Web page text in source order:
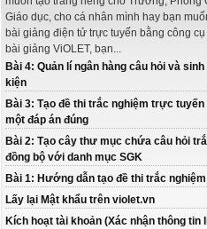
Giáo dục, cho cá nhân mình hay bạn
bài giảng điện tử trực tuyến bằng công
bài giảng ViOLET, bạn...
Bài 4: Quản lí ngân hàng câu hỏi và
kiện
Bài 3: Tạo đề thi trắc nghiệm trực tuyến
một đáp án đúng
Bài 2: Tạo cây thư mục chứa câu hỏi
đồng bộ với danh mục SGK
Bài 1: Hướng dẫn tạo đề thi trắc
Lấy lại Mật khẩu trên violet.vn
Kích hoạt tài khoản (Xác nhận thông tin